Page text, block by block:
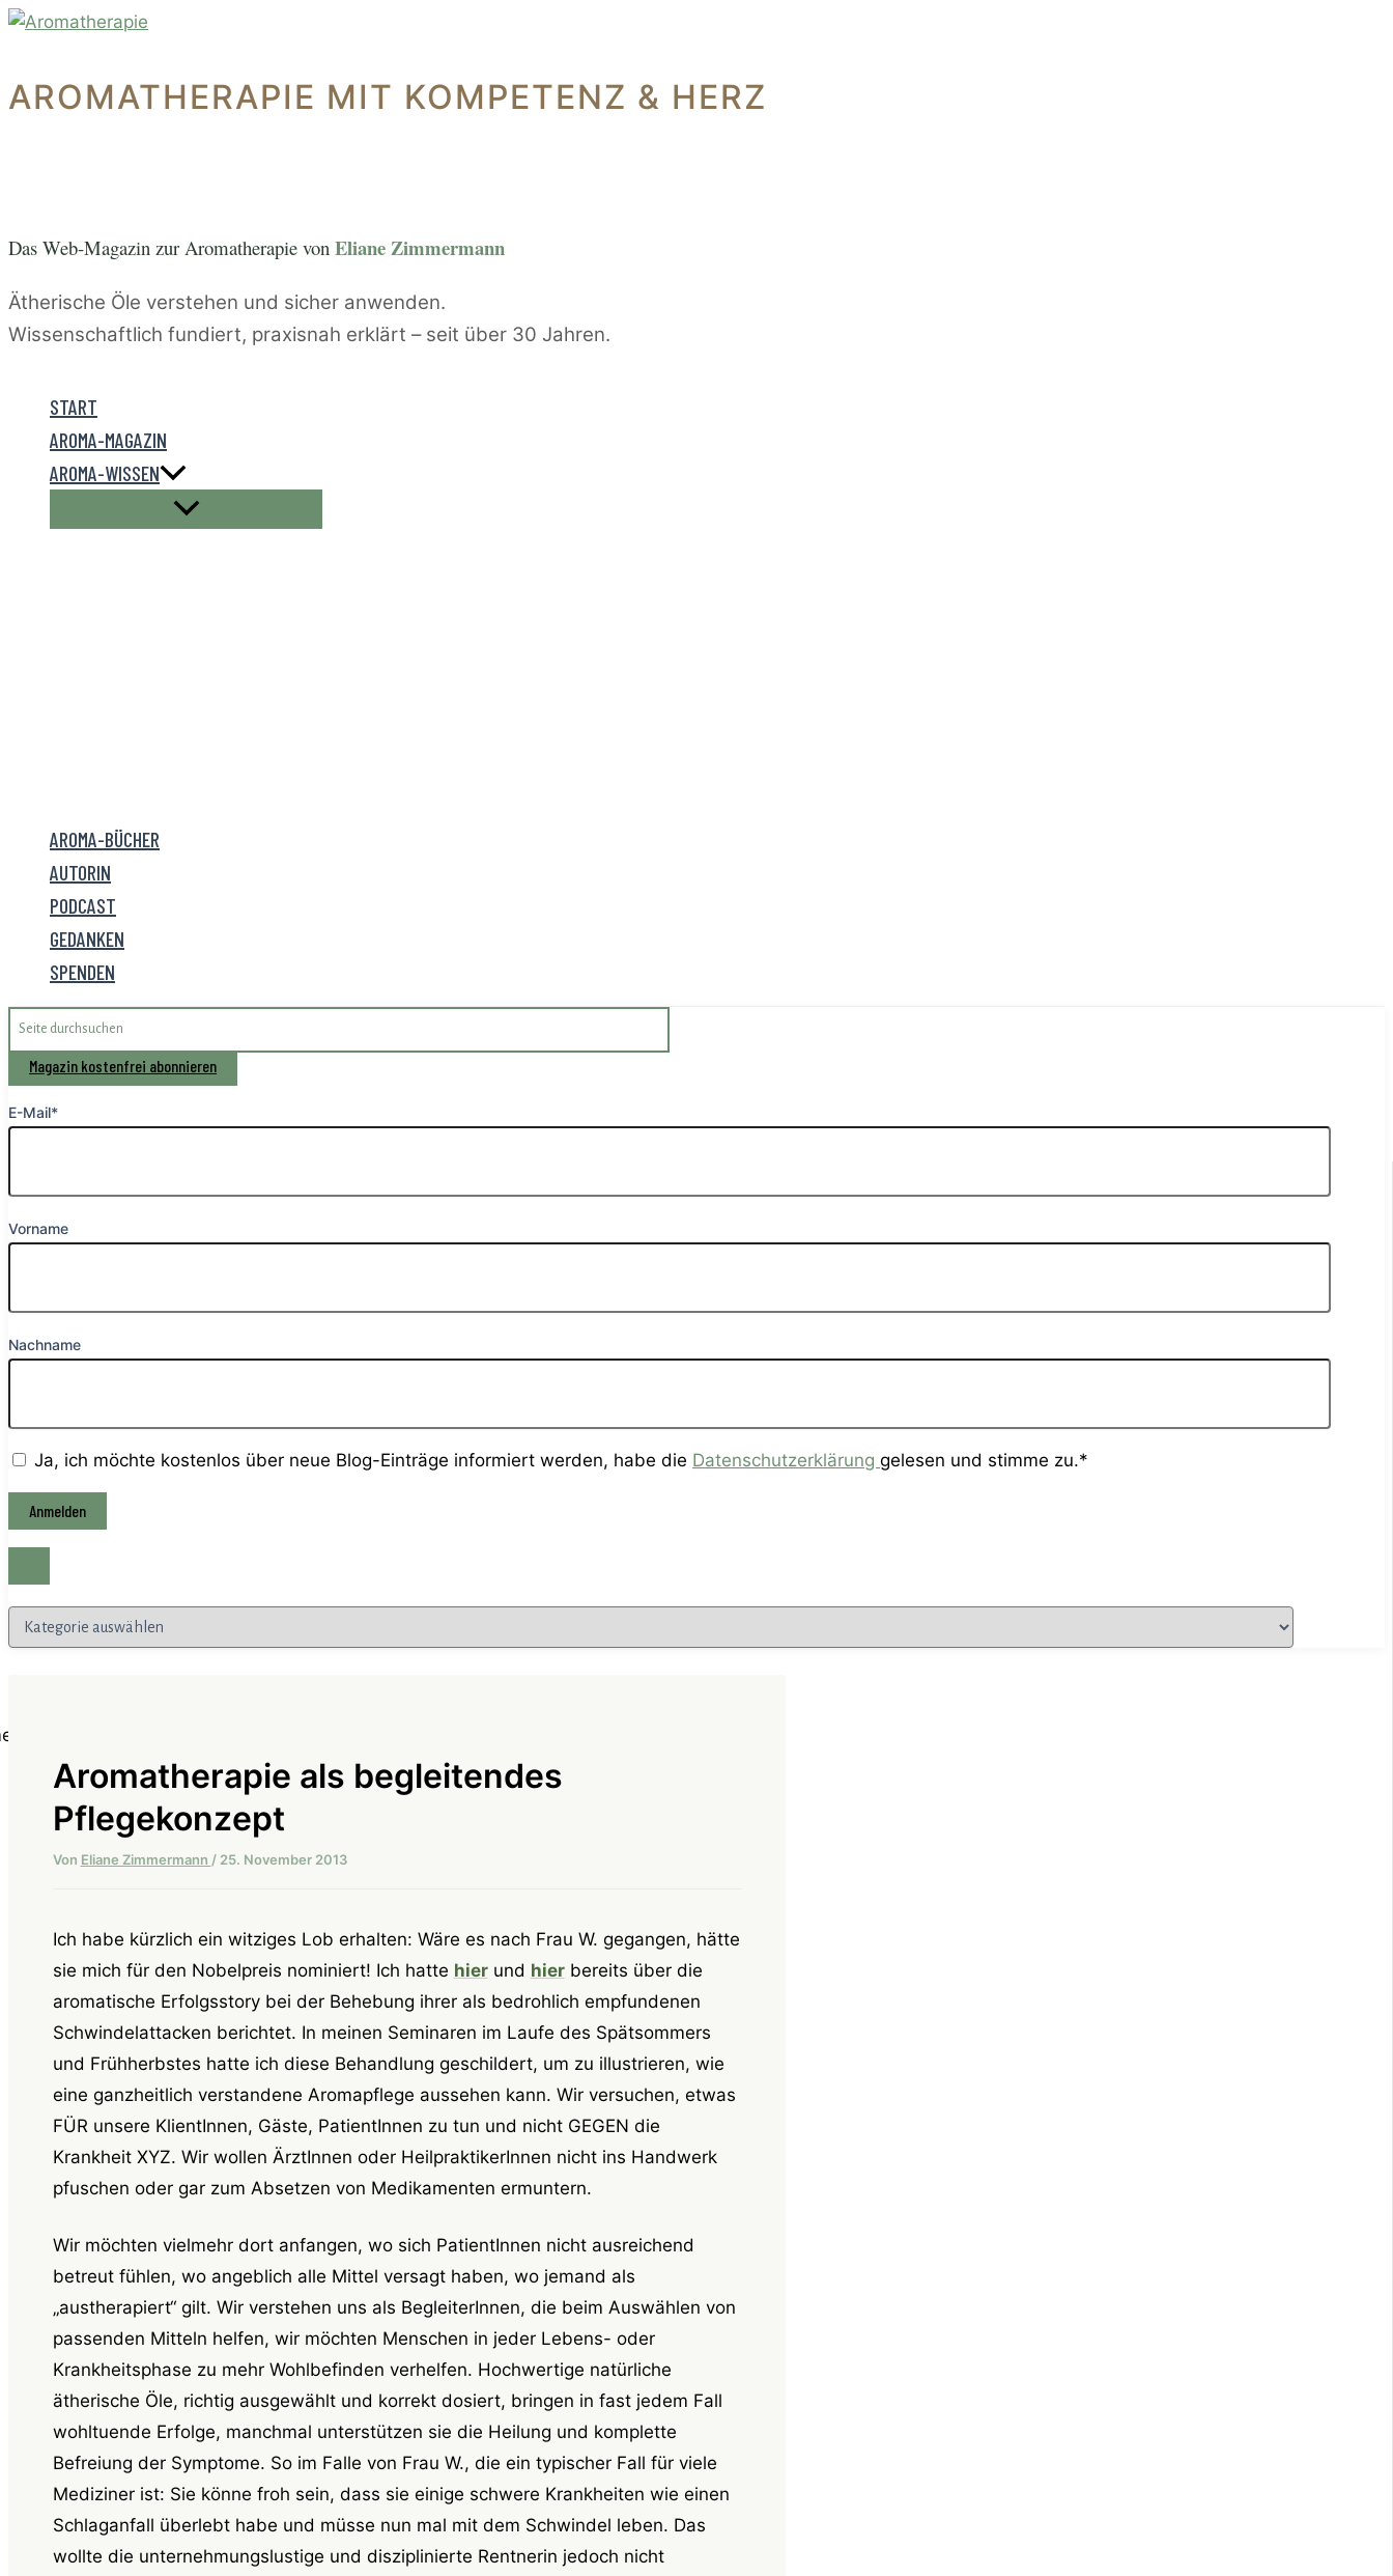
Zum
AROMATHERAPIE MIT KOMPETENZ & HERZ
Das Web-Magazin zur Aromatherapie von Eliane Zimmermann
Ätherische Öle verstehen und sicher anwenden.
Wissenschaftlich fundiert, praxisnah erklärt – seit über 30 Jahren.
START
AROMA-MAGAZIN
AROMA-WISSEN
AROMA-BÜCHER
AUTORIN
PODCAST
GEDANKEN
SPENDEN
Search
for:
Magazin kostenfrei abonnieren
E-Mail*
Vorname
Nachname
Ja, ich möchte kostenlos über neue Blog-Einträge informiert werden, habe die Datenschutzerklärung gelesen und stimme zu.*
Kategorien
Aromatherapie als begleitendes
Pflegekonzept
Von Eliane Zimmermann / 25. November 2013
Ich habe kürzlich ein witziges Lob erhalten: Wäre es nach Frau W. gegangen, hätte
sie mich für den Nobelpreis nominiert! Ich hatte hierund hierbereits über die
aromatische Erfolgsstory bei der Behebung ihrer als bedrohlich empfundenen
Schwindelattacken berichtet. In meinen Seminaren im Laufe des Spätsommers
und Frühherbstes hatte ich diese Behandlung geschildert, um zu illustrieren, wie
eine ganzheitlich verstandene Aromapflege aussehen kann. Wir versuchen, etwas
FÜR unsere KlientInnen, Gäste, PatientInnen zu tun und nicht GEGEN die
Krankheit XYZ. Wir wollen ÄrztInnen oder HeilpraktikerInnen nicht ins Handwerk
pfuschen oder gar zum Absetzen von Medikamenten ermuntern.
Wir möchten vielmehr dort anfangen, wo sich PatientInnen nicht ausreichend
betreut fühlen, wo angeblich alle Mittel versagt haben, wo jemand als
„austherapiert“ gilt. Wir verstehen uns als BegleiterInnen, die beim Auswählen von
passenden Mitteln helfen, wir möchten Menschen in jeder Lebens- oder
Krankheitsphase zu mehr Wohlbefinden verhelfen. Hochwertige natürliche
ätherische Öle, richtig ausgewählt und korrekt dosiert, bringen in fast jedem Fall
wohltuende Erfolge, manchmal unterstützen sie die Heilung und komplette
Befreiung der Symptome. So im Falle von Frau W., die ein typischer Fall für viele
Mediziner ist: Sie könne froh sein, dass sie einige schwere Krankheiten wie einen
Schlaganfall überlebt habe und müsse nun mal mit dem Schwindel leben. Das
wollte die unternehmungslustige und disziplinierte Rentnerin jedoch nicht